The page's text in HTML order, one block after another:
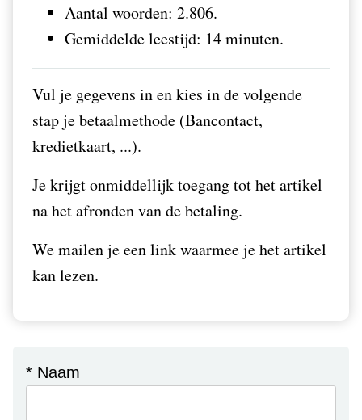
Aantal woorden: 2.806.
Gemiddelde leestijd: 14 minuten.
Vul je gegevens in en kies in de volgende
stap je betaalmethode (Bancontact,
kredietkaart, ...).
Je krijgt onmiddellijk toegang tot het artikel
na het afronden van de betaling.
We mailen je een link waarmee je het artikel
kan lezen.
* Naam